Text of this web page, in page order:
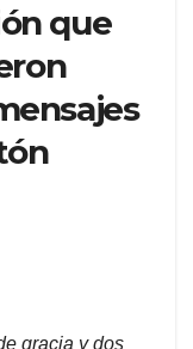
que
gracia y dos